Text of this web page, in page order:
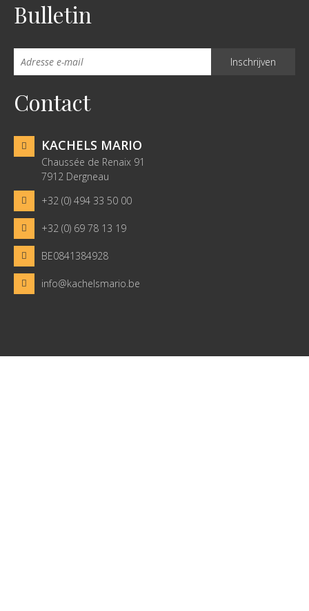
Bulletin
Contact
KACHELS MARIO
Chaussée de Renaix 91
7912 Dergneau
+32 (0) 494 33 50 00
+32 (0) 69 78 13 19
BE0841384928
info@kachelsmario.be